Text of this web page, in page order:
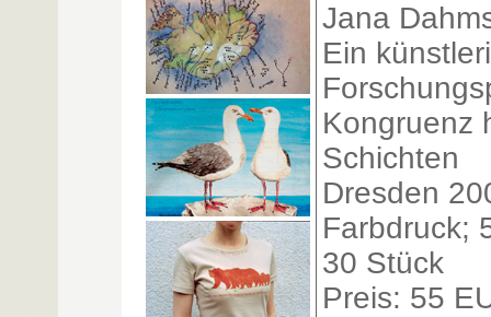
Jana
Ein
Kongruenz
Schichten
Dresden
Farbdruck;
30 Stück
Preis: 55